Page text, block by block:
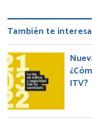
También te
ITV?